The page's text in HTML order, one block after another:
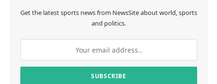
Get the latest sports news from NewsSite about world, sports
and politics.